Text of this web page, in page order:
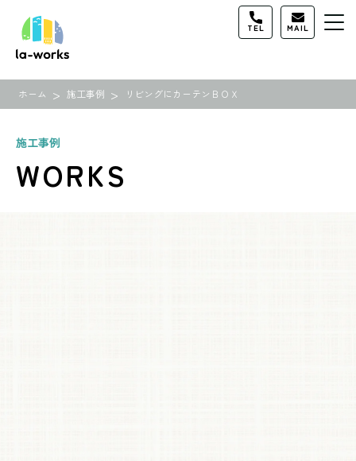
ホーム > 施工事例 > リビングにカーテンＢＯＸ
施工事例
WORKS
TEL MAIL